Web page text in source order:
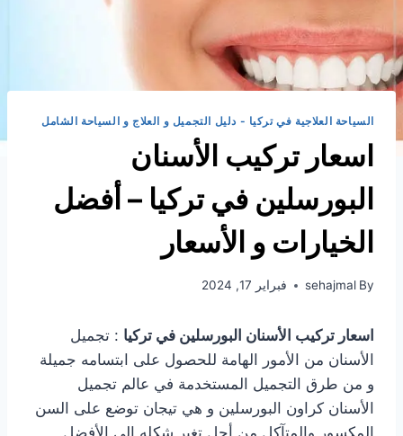
السياحة العلاجية في تركيا - دليل التجميل و العلاج و السياحة الشامل
اسعار تركيب الأسنان
البورسلين في تركيا – أفضل
الخيارات و الأسعار
By
sehajmal فبراير 17, 2024
اسعار تركيب الأسنان البورسلين في تركيا : تجميل
الأسنان من الأمور الهامة للحصول على ابتسامه جميلة
و من طرق التجميل المستخدمة في عالم تجميل
الأسنان كراون البورسلين و هي تيجان توضع على السن